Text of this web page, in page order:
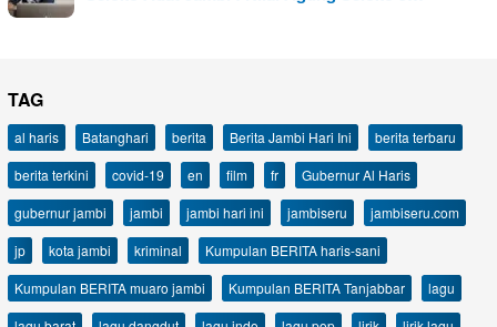
TAG
al haris Batanghari berita Berita Jambi Hari Ini
berita terbaru
berita terkini
covid-19 en film fr
Gubernur Al Haris
gubernur jambi
jambi jambi hari ini jambiseru
jambiseru.com
jp
kota jambi kriminal
Kumpulan BERITA haris-sani
Kumpulan BERITA muaro jambi
Kumpulan BERITA Tanjabbar
lagu